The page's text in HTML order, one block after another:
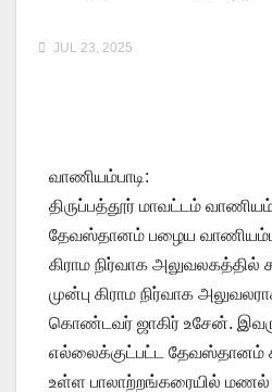
JUL 23, 2025
வாணியம்பாடி:
திருப்பத்தூர் மாவட்டம்
தேவஸ்தானம் பழைய
கிராம நிர்வாக அலுவலகத்தில்
முன்பு கிராம நிர்வாக
கொண்டவர் ஜாகிர் உசேன்.
எல்லைக்குட்பட்ட தேவஸ்தானம்
உள்ள பாலாற்றங்கரையில்